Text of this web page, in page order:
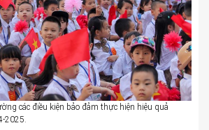
các điều kiện bảo đảm thực hiện hiệu quả
2025.